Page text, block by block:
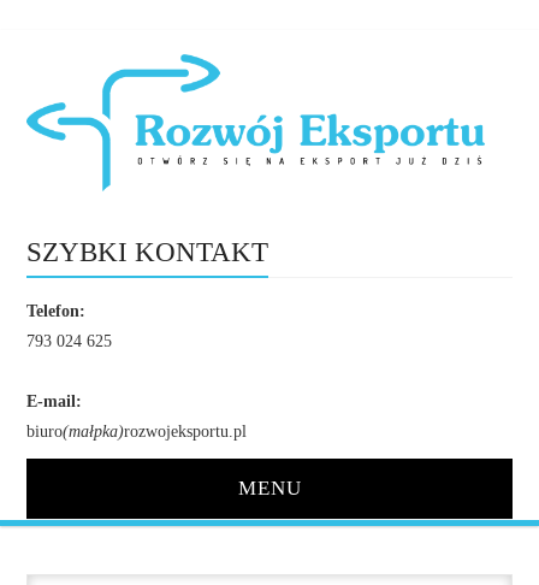
SZYBKI KONTAKT
Telefon:
793 024 625
E-mail:
biuro(małpka)rozwojeksportu.pl
MENU